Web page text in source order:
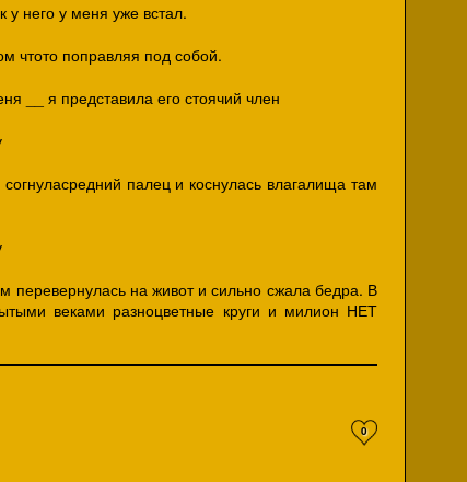
у него у меня уже встал.
чтото поправляя под собой.
__ я представила его стоячий член
палец и коснулась влагалища там
перевернулась на живот и сильно сжала бедра. В
веками разноцветные круги и милион НЕТ
0